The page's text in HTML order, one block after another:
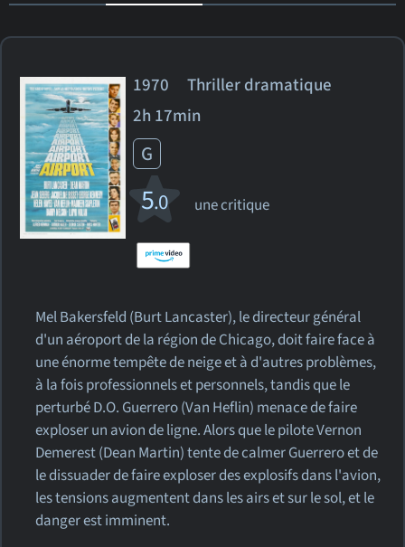
1970 Thriller dramatique
2h 17min
G
5.0 une critique
Mel Bakersfeld (Burt Lancaster), le directeur général
d'un aéroport de la région de Chicago, doit faire face à
une énorme tempête de neige et à d'autres problèmes,
à la fois professionnels et personnels, tandis que le
perturbé D.O. Guerrero (Van Heflin) menace de faire
exploser un avion de ligne. Alors que le pilote Vernon
Demerest (Dean Martin) tente de calmer Guerrero et de
le dissuader de faire exploser des explosifs dans l'avion,
les tensions augmentent dans les airs et sur le sol, et le
danger est imminent.